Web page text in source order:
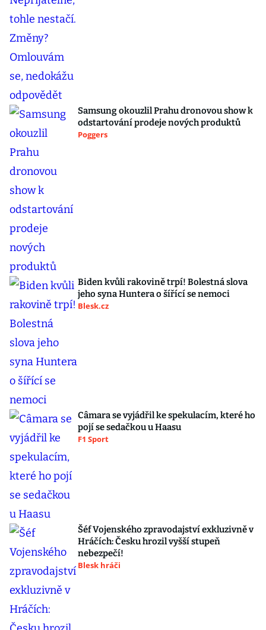
Samsung okouzlil Prahu dronovou show k
odstartování prodeje nových produktů
Poggers
Biden kvůli rakovině trpí! Bolestná slova
jeho syna Huntera o šířící se nemoci
Blesk.cz
Câmara se vyjádřil ke spekulacím, které ho
pojí se sedačkou u Haasu
F1 Sport
Šéf Vojenského zpravodajství exkluzivně v
Hráčích: Česku hrozil vyšší stupeň
nebezpečí!
Blesk hráči